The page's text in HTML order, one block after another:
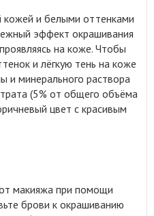
и белыми оттенками
эффект окрашивания
на коже. Чтобы
и лёгкую тень на коже
и минерального раствора
(5% от общего объёма
цвет с красивым
макияжа при помощи
брови к окрашиванию